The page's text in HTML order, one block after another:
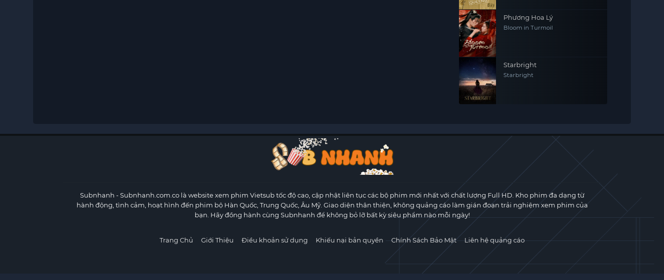
Phương Hoa Lý
Bloom in Turmoil
Starbright
Starbright
Subnhanh - Subnhanh.com.co là website xem phim Vietsub tốc độ cao, cập nhật liên tục các bộ phim mới nhất với chất lượng Full HD. Kho phim đa dạng từ
hành động, tình cảm, hoạt hình đến phim bộ Hàn Quốc, Trung Quốc, Âu Mỹ. Giao diện thân thiện, không quảng cáo làm gián đoạn trải nghiệm xem phim của
bạn. Hãy đồng hành cùng Subnhanh để không bỏ lỡ bất kỳ siêu phẩm nào mỗi ngày!
Trang Chủ Giới Thiệu Điều khoản sử dụng Khiếu nại bản quyền Chính Sách Bảo Mật Liên hệ quảng cáo